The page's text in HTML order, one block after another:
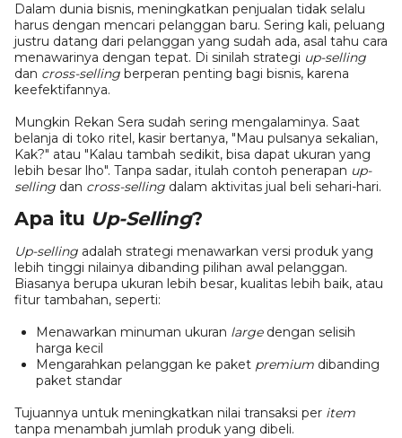
Dalam dunia bisnis, meningkatkan penjualan tidak selalu
harus dengan mencari pelanggan baru. Sering kali, peluang
justru datang dari pelanggan yang sudah ada, asal tahu cara
menawarinya dengan tepat. Di sinilah strategi up-selling
dan cross-selling berperan penting bagi bisnis, karena
keefektifannya.
Mungkin Rekan Sera sudah sering mengalaminya. Saat
belanja di toko ritel, kasir bertanya, "Mau pulsanya sekalian,
Kak?" atau "Kalau tambah sedikit, bisa dapat ukuran yang
lebih besar lho". Tanpa sadar, itulah contoh penerapan up-
selling dan cross-selling dalam aktivitas jual beli sehari-hari.
Apa itu Up-Selling?
Up-selling adalah strategi menawarkan versi produk yang
lebih tinggi nilainya dibanding pilihan awal pelanggan.
Biasanya berupa ukuran lebih besar, kualitas lebih baik, atau
fitur tambahan, seperti:
Menawarkan minuman ukuran large dengan selisih
harga kecil
Mengarahkan pelanggan ke paket premium dibanding
paket standar
Tujuannya untuk meningkatkan nilai transaksi per item
tanpa menambah jumlah produk yang dibeli.